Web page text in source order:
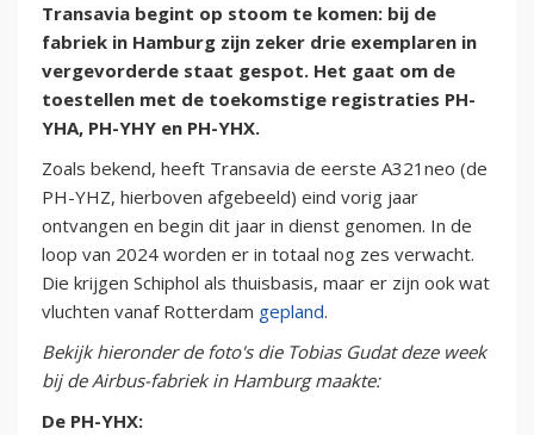
Transavia begint op stoom te komen: bij de
fabriek in Hamburg zijn zeker drie exemplaren in
vergevorderde staat gespot. Het gaat om de
toestellen met de toekomstige registraties PH-
YHA, PH-YHY en PH-YHX.
Zoals bekend, heeft Transavia de eerste A321neo (de
PH-YHZ, hierboven afgebeeld) eind vorig jaar
ontvangen en begin dit jaar in dienst genomen. In de
loop van 2024 worden er in totaal nog zes verwacht.
Die krijgen Schiphol als thuisbasis, maar er zijn ook wat
vluchten vanaf Rotterdam gepland.
Bekijk hieronder de foto's die Tobias Gudat deze week
bij de Airbus-fabriek in Hamburg maakte:
De PH-YHX: